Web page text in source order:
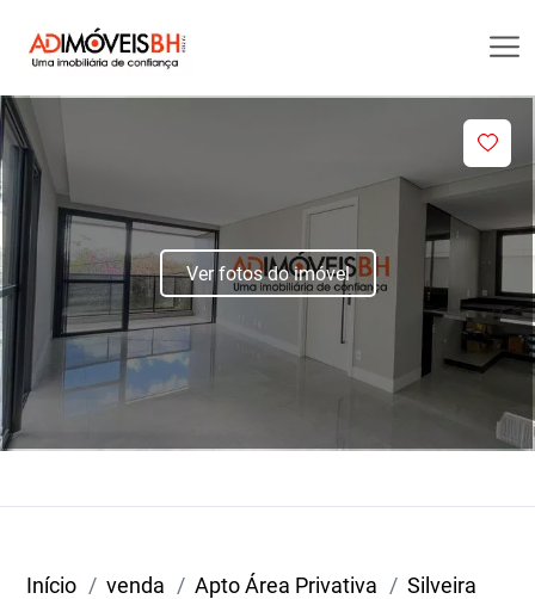
Ver fotos do imóvel
Início venda Apto Área Privativa Silveira